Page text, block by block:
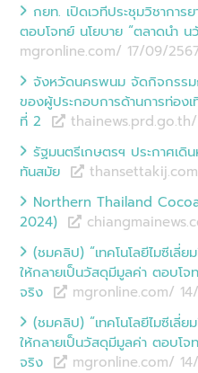
กยท. เปิดเวทีประชุมวิชาการ
ตอบโจทย์ นโยบาย “ตลาดนำ น
mgronline.com/ 17/09/
จังหวัดนครพนม จัดกิจกรรม
ของผู้ประกอบการด้านการท่อ
ที่ 2
รัฐมนตรีเกษตรฯ ประกาศเดิ
ทันสมัย
Northern Thailand
2024)
(ชมคลิป) “เทคโนโลยีไมซีเลี่ย
ให้กลายเป็นวัสดุมีมูลค่า ตอบโ
จริง
mgronline.com/
(ชมคลิป) “เทคโนโลยีไมซีเลี่ย
ให้กลายเป็นวัสดุมีมูลค่า ตอบโ
จริง
mgronline.com/